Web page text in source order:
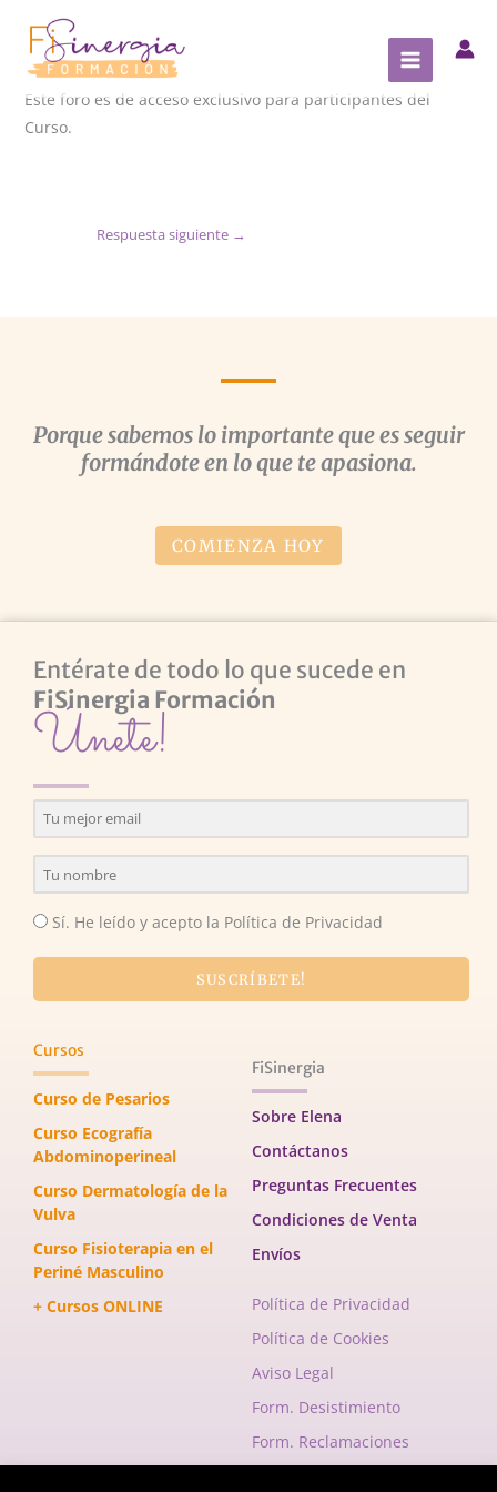
contenido
Este foro es de acceso exclusivo para participantes del
Curso.
Respuesta siguiente →
Porque sabemos lo importante que es seguir
formándote en lo que te apasiona.
COMIENZA HOY
Entérate de todo lo que sucede en
FiSinergia Formación
Únete!
Sí. He leído y acepto la Política de Privacidad
SUSCRÍBETE!
Cursos
Curso de Pesarios
Curso Ecografía
Abdominoperineal
Curso Dermatología de la
Vulva
Curso Fisioterapia en el
Periné Masculino
+ Cursos ONLINE
FiSinergia
Sobre Elena
Contáctanos
Preguntas Frecuentes
Condiciones de Venta
Envíos
Política de Privacidad
Política de Cookies
Aviso Legal
Form. Desistimiento
Form. Reclamaciones